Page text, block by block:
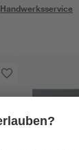
Handwerksservice